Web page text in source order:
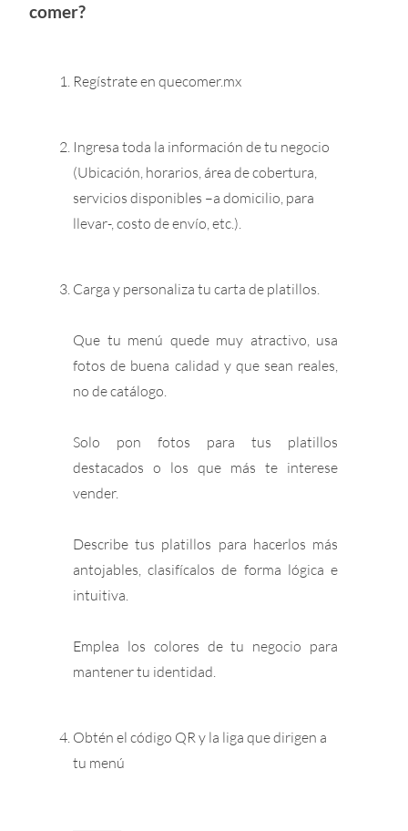
comer?
Regístrate en quecomer.mx
Ingresa toda la información de tu negocio
(Ubicación, horarios, área de cobertura,
servicios disponibles –a domicilio, para
llevar-, costo de envío, etc.).
Carga y personaliza tu carta de platillos.
Que tu menú quede muy atractivo, usa
fotos de buena calidad y que sean reales,
no de catálogo.
Solo pon fotos para tus platillos
destacados o los que más te interese
vender.
Describe tus platillos para hacerlos más
antojables, clasifícalos de forma lógica e
intuitiva.
Emplea los colores de tu negocio para
mantener tu identidad.
Obtén el código QR y la liga que dirigen a
tu menú